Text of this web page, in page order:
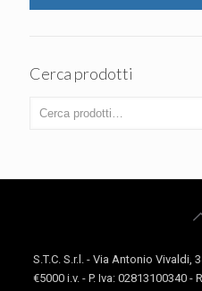
Cerca prodotti
S.T.C. S.r.l. - Via Antonio Vivaldi,
€5000 i.v. - P. Iva: 02813100340 -